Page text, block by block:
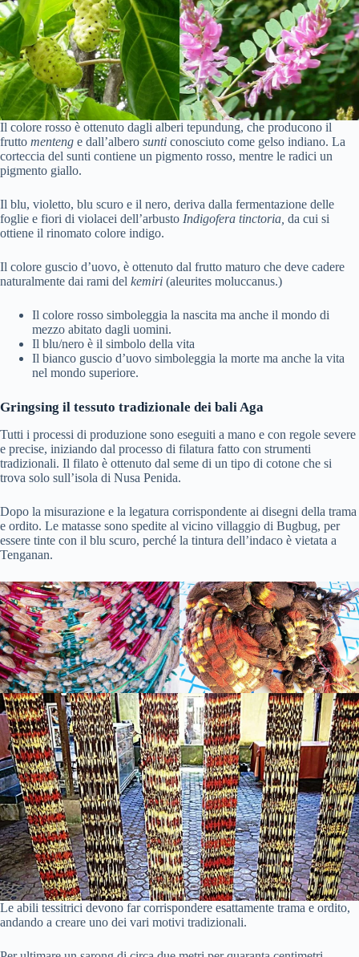
Il colore rosso è ottenuto dagli alberi tepundung, che producono il
frutto menteng e dall’albero sunti conosciuto come gelso indiano. La
corteccia del sunti contiene un pigmento rosso, mentre le radici un
pigmento giallo.
Il blu, violetto, blu scuro e il nero, deriva dalla fermentazione delle
foglie e fiori di violacei dell’arbusto Indigofera tinctoria, da cui si
ottiene il rinomato colore indigo.
Il colore guscio d’uovo, è ottenuto dal frutto maturo che deve cadere
naturalmente dai rami del kemiri (aleurites moluccanus.)
Il colore rosso simboleggia la nascita ma anche il mondo di
mezzo abitato dagli uomini.
Il blu/nero è il simbolo della vita
Il bianco guscio d’uovo simboleggia la morte ma anche la vita
nel mondo superiore.
Gringsing il tessuto tradizionale dei bali Aga
Tutti i processi di produzione sono eseguiti a mano e con regole severe
e precise, iniziando dal processo di filatura fatto con strumenti
tradizionali. Il filato è ottenuto dal seme di un tipo di cotone che si
trova solo sull’isola di Nusa Penida.
Dopo la misurazione e la legatura corrispondente ai disegni della trama
e ordito. Le matasse sono spedite al vicino villaggio di Bugbug, per
essere tinte con il blu scuro, perché la tintura dell’indaco è vietata a
Tenganan.
Le abili tessitrici devono far corrispondere esattamente trama e ordito,
andando a creare uno dei vari motivi tradizionali.